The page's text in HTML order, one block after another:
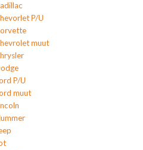
P/U
muut
P/U
muut